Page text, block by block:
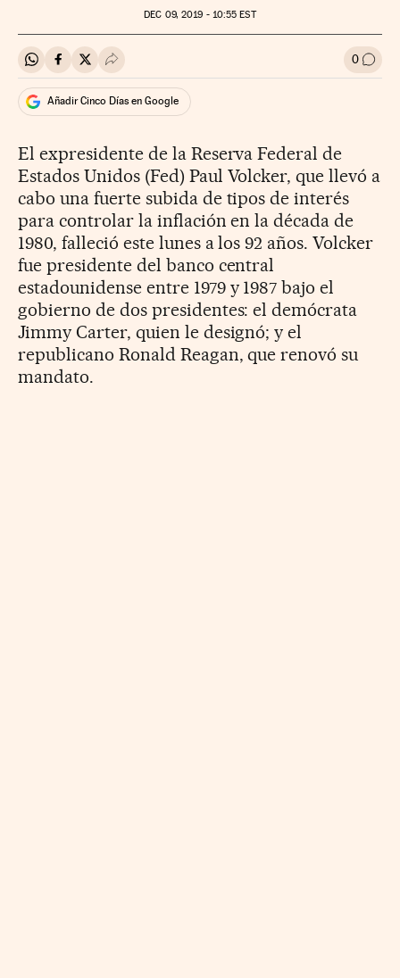
DEC 09, 2019 - 10:55 EST
Compartir en Whatsapp
Compartir en Facebook
Compartir en Twitter
Desplegar Redes Sociales 0 Ir a
Añadir Cinco Días en Google
El expresidente de la Reserva Federal de
Estados Unidos (Fed) Paul Volcker, que llevó a
cabo una fuerte subida de tipos de interés
para controlar la inflación en la década de
1980, falleció este lunes a los 92 años. Volcker
fue presidente del banco central
estadounidense entre 1979 y 1987 bajo el
gobierno de dos presidentes: el demócrata
Jimmy Carter, quien le designó; y el
republicano Ronald Reagan, que renovó su
mandato.